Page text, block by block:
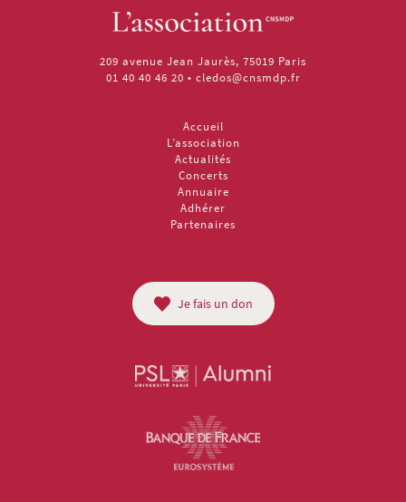
209 avenue Jean Jaurès, 75019 Paris
01 40 40 46 20 • cledos@cnsmdp.fr
Accueil
L’association
Actualités
Concerts
Annuaire
Adhérer
Partenaires
Je fais un don